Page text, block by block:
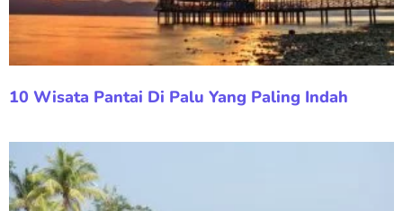
10 Wisata Pantai Di Palu Yang Paling Indah